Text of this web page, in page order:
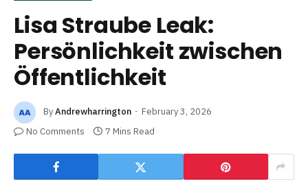
Lisa Straube Leak:
Persönlichkeit zwischen
Öffentlichkeit
ByAndrewharrington
February 3, 2026
No Comments
7 Mins Read